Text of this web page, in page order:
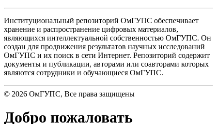
Институциональный репозиторий ОмГУПС обеспечивает
хранение и распространение цифровых материалов,
являющихся интеллектуальной собственностью ОмГУПС. Он
создан для продвижения результатов научных исследований
ОмГУПС и их поиск в сети Интернет. Репозиторий содержит
документы и публикации, авторами или соавторами которых
являются сотрудники и обучающиеся ОмГУПС.
© 2026 ОмГУПС, Все права защищены
Добро пожаловать